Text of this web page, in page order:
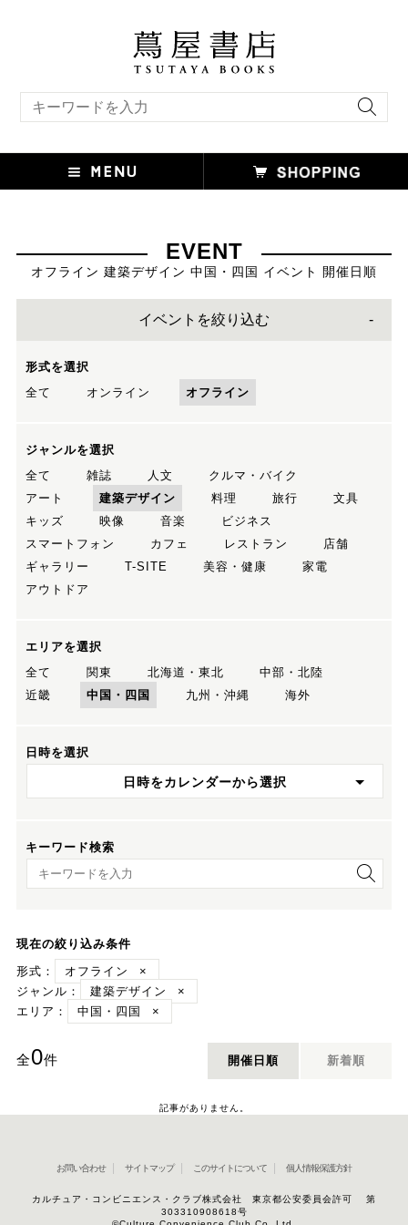
EVENT
オフライン 建築デザイン 中国・四国 イベント 開催日順
イベントを絞り込む
形式を選択
全て
オンライン オフライン
ジャンルを選択
全て
雑誌 人文
クルマ・バイク
アート
建築デザイン 料理 旅行
文具
キッズ
映像 音楽
ビジネス
スマートフォン
カフェ レストラン
店舗
ギャラリー
T-SITE 美容・健康
家電
アウトドア
エリアを選択
全て
関東 北海道・東北
中部・北陸
近畿
中国・四国 九州・沖縄 海外
日時を選択
日時をカレンダーから選択
キーワード検索
キーワード検索
現在の絞り込み条件
形式：
オフライン
×
ジャンル：
建築デザイン
×
エリア：
中国・四国 ×
全0件 開催日順 新着順
記事がありません。
お問い合わせ サイトマップ このサイトについて 個人情報保護方針
カルチュア・コンビニエンス・クラブ株式会社 東京都公安委員会許可 第
303310908618号